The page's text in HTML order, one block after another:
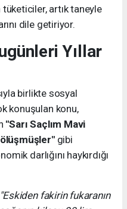
artık taneyle
dile getiriyor.
Yıllar
birlikte sosyal
konuşulan konu,
"Sarı Saçlım Mavi
gibi
darlığını haykırdığı
"Eskiden fakirin fukaranın